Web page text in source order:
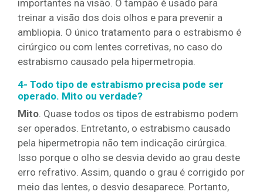
importantes na visão. O tampão é usado para
treinar a visão dos dois olhos e para prevenir a
ambliopia. O único tratamento para o estrabismo é
cirúrgico ou com lentes corretivas, no caso do
estrabismo causado pela hipermetropia.
4- Todo tipo de estrabismo precisa pode ser
operado. Mito ou verdade?
Mito. Quase todos os tipos de estrabismo podem
ser operados. Entretanto, o estrabismo causado
pela hipermetropia não tem indicação cirúrgica.
Isso porque o olho se desvia devido ao grau deste
erro refrativo. Assim, quando o grau é corrigido por
meio das lentes, o desvio desaparece. Portanto,